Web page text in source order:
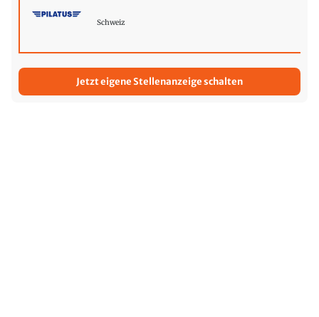
Schweiz
Jetzt eigene Stellenanzeige schalten